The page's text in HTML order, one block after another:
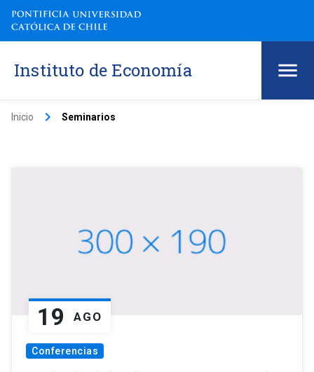
Instituto de Economía
Inicio keyboard_arrow_right Seminarios
19 AGO
Conferencias